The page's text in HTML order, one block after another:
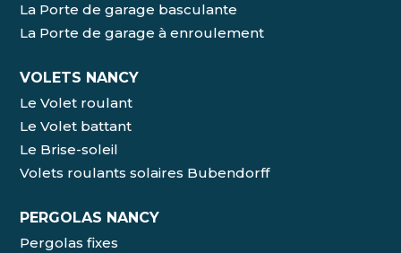
La Porte de garage basculante
La Porte de garage à enroulement
VOLETS NANCY
Le Volet roulant
Le Volet battant
Le Brise-soleil
Volets roulants solaires Bubendorff
PERGOLAS NANCY
Pergolas fixes